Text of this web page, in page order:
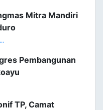
Mitra Mandiri
Pembangunan
TP, Camat